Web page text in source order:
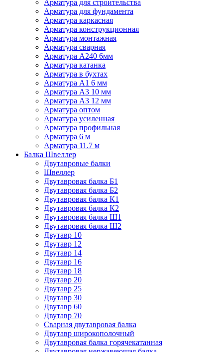
Арматура для строительства
Арматура для фундамента
Арматура каркасная
Арматура конструкционная
Арматура монтажная
Арматура сварная
Арматура А240 6мм
Арматура катанка
Арматура в бухтах
Арматура А1 6 мм
Арматура А3 10 мм
Арматура А3 12 мм
Арматура оптом
Арматура усиленная
Арматура профильная
Арматура 6 м
Арматура 11.7 м
Балка Швеллер
Двутавровые балки
Швеллер
Двутавровая балка Б1
Двутавровая балка Б2
Двутавровая балка К1
Двутавровая балка К2
Двутавровая балка Ш1
Двутавровая балка Ш2
Двутавр 10
Двутавр 12
Двутавр 14
Двутавр 16
Двутавр 18
Двутавр 20
Двутавр 25
Двутавр 30
Двутавр 60
Двутавр 70
Сварная двутавровая балка
Двутавр широкополочный
Двутавровая балка горячекатанная